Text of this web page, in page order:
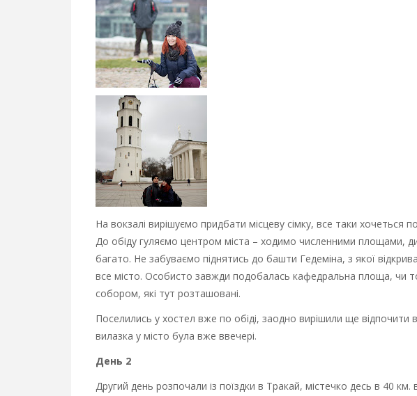
На вокзалі вирішуємо придбати місцеву сімку, все таки хочеться
До обіду гуляємо центром міста – ходимо численними площами,
багато. Не забуваємо піднятись до башти Гедеміна, з якої
все місто. Особисто завжди подобалась кафедральна площа, чи
собором, які тут розташовані.
Поселились у хостел вже по обіді, заодно вирішили ще відпочити
вилазка у місто була вже ввечері.
День 2
Другий день розпочали із поїздки в Тракай, містечко десь в 40 км.